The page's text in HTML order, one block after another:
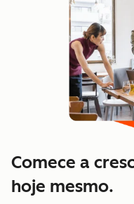
Comece a
hoje mesmo.